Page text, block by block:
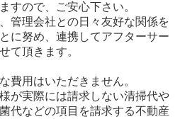
すので、ご安心下さい。
管理会社との日々友好な関係を
に努め、連携してアフターサー
て頂きます。
費用はいただきません。
様が実際には請求しない清掃代や
代などの項目を請求する不動産